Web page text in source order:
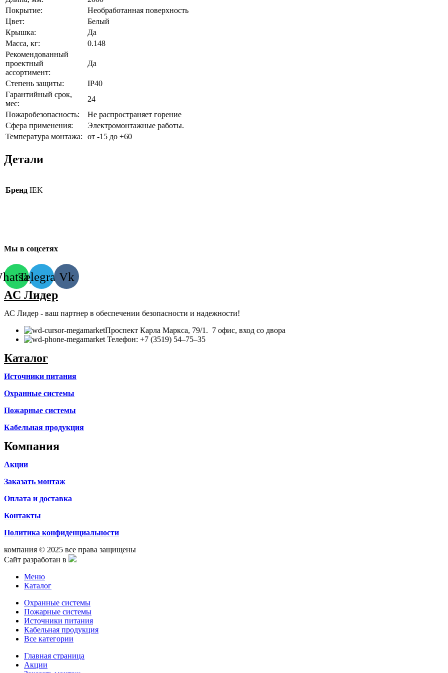
Покрытие:
Необработанная поверхность
Цвет:
Белый
Крышка:
Да
Масса, кг:
0.148
Рекомендованный
проектный
ассортимент:
Да
Степень защиты:
IP40
Гарантийный срок,
мес:
24
Пожаробезопасность:
Не распространяет горение
Сфера применения:
Электромонтажные работы.
Температура монтажа:
от -15 до +60
Детали
Бренд IEK
Мы в соцсетях
TelegramVk
AC Лидер
АС Лидер - ваш партнер в обеспечении безопасности и надежности!
​Проспект Карла Маркса, 79/1. 7 офис, вход со двора
Телефон: +7 (3519) 54‒75‒35
Каталог
Источники питания
Охранные системы
Пожарные системы
Кабельная продукция
Компания
Акции
Заказать монтаж
Оплата и доставка
Контакты
Политика конфиденциальности
компания © 2025 все права защищены
Сайт разработан в
Меню
Каталог
Охранные системы
Пожарные системы
Источники питания
Кабельная продукция
Все категории
Главная страница
Акции